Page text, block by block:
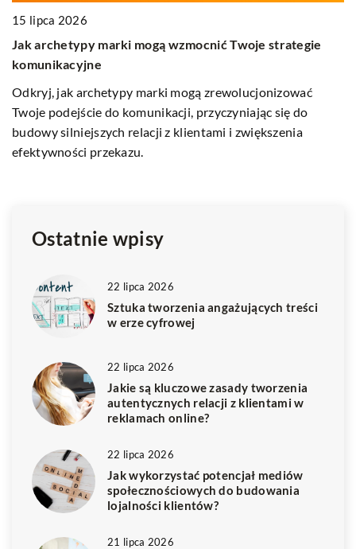
18 grudnia 2024
Nowoczesne podejścia do angażowania odbiorców
kampaniach online
Odkryj innowacyjne strategie angażowania
świecie kampanii internetowych. Dowiedz się, jak
Ostatnie wpisy
22 lipca 2026
Sztuka tworzenia angażujących treści
w erze cyfrowej
22 lipca 2026
Jakie są kluczowe zasady tworzenia
autentycznych relacji z klientami w
reklamach online?
22 lipca 2026
Jak wykorzystać potencjał mediów
społecznościowych do budowania
lojalności klientów?
21 lipca 2026